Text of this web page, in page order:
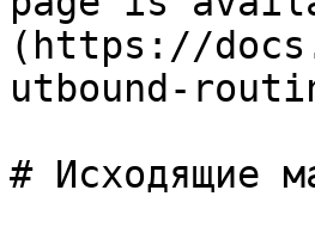
(https://
utbound-
# Исходящие